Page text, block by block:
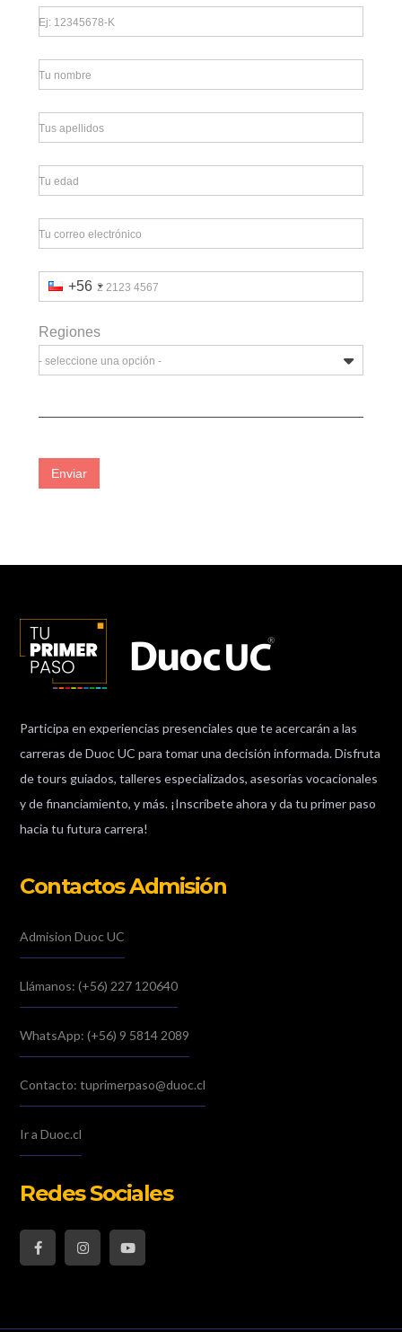
Ej: 12345678-K
Tu nombre
Tus apellidos
Tu edad
Tu correo electrónico
+56 2 2123 4567
Regiones
- seleccione una opción -
Enviar
Participa en experiencias presenciales que te acercarán a las
carreras de Duoc UC para tomar una decisión informada. Disfruta
de tours guiados, talleres especializados, asesorías vocacionales
y de financiamiento, y más. ¡Inscríbete ahora y da tu primer paso
hacia tu futura carrera!
Contactos Admisión
Admision Duoc UC
Llámanos: (+56) 227 120640
WhatsApp: (+56) 9 5814 2089
Contacto: tuprimerpaso@duoc.cl
Ir a Duoc.cl
Redes Sociales